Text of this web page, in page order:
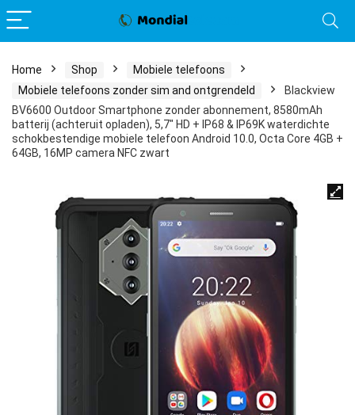
Home Shop
Mobiele telefoons
Mobiele telefoons zonder sim and ontgrendeld
Blackview
BV6600 Outdoor Smartphone zonder abonnement, 8580mAh
batterij (achteruit opladen), 5,7″ HD + IP68 & IP69K waterdichte
schokbestendige mobiele telefoon Android 10.0, Octa Core 4GB +
64GB, 16MP camera NFC zwart